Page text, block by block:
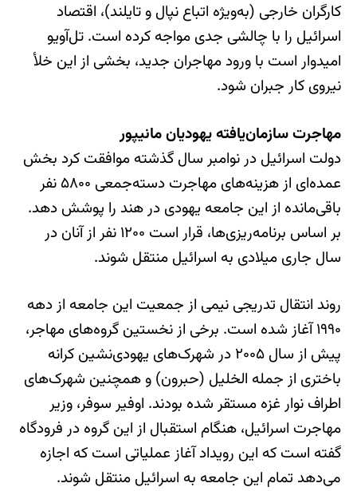
کارگران خارجی (به‌ویژه اتباع نپال و تایلند)، اقتصاد
اسرائیل را با چالشی جدی مواجه کرده است. تل‌آویو
امیدوار است با ورود مهاجران جدید، بخشی از این خلأ
نیروی کار جبران شود.
مهاجرت سازمان‌یافته یهودیان مانیپور
دولت اسرائیل در نوامبر سال گذشته موافقت کرد بخش
عمده‌ای از هزینه‌های مهاجرت دسته‌جمعی ۵۸۰۰ نفر
باقی‌مانده از این جامعه یهودی در هند را پوشش دهد.
بر اساس برنامه‌ریزی‌ها، قرار است ۱۲۰۰ نفر از آنان در
سال جاری میلادی به اسرائیل منتقل شوند.
روند انتقال تدریجی نیمی از جمعیت این جامعه از دهه
۱۹۹۰ آغاز شده است. برخی از نخستین گروه‌های مهاجر،
پیش از سال ۲۰۰۵ در شهرک‌های یهودی‌نشین کرانه
باختری از جمله الخلیل (حبرون) و همچنین شهرک‌های
اطراف نوار غزه مستقر شده بودند. اوفیر سوفر، وزیر
مهاجرت اسرائیل، هنگام استقبال از این گروه در فرودگاه
گفته است که این رویداد آغاز عملیاتی است که اجازه
می‌دهد تمام این جامعه به اسرائیل منتقل شوند.